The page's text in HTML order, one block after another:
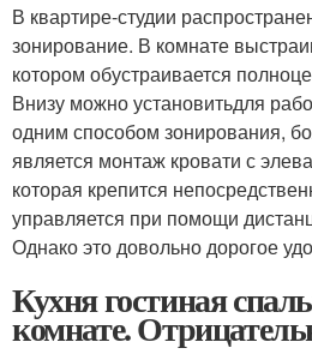
В квартире-студии
зонирование. В комнате
котором обустраивается
Внизу можно установитьдля
одним способом зонирования,
является монтаж кровати с
которая крепится
управляется при помощи
Однако это довольно дорогое
Кухня гостиная
комнате.